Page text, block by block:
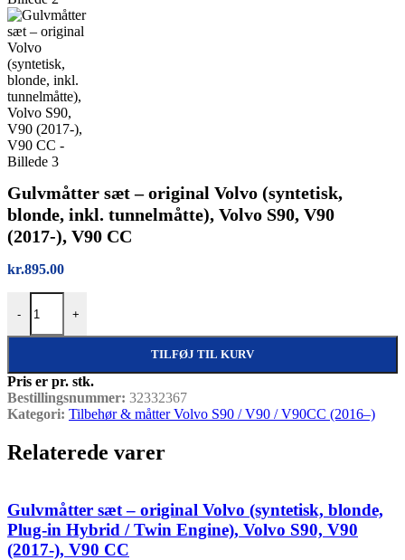
Gulvmåtter sæt – original Volvo (syntetisk,
blonde, inkl. tunnelmåtte), Volvo S90, V90
(2017-), V90 CC
kr.895.00
-
Gulvmåtter sæt – original Volvo (syntetisk, blonde, inkl.
+
TILFØJ TIL KURV
Pris er pr. stk.
Bestillingsnummer: 32332367
Kategori: Tilbehør & måtter Volvo S90 / V90 / V90CC (2016–)
Relaterede varer
Gulvmåtter sæt – original Volvo (syntetisk, blonde,
Plug-in Hybrid / Twin Engine), Volvo S90, V90
(2017-), V90 CC